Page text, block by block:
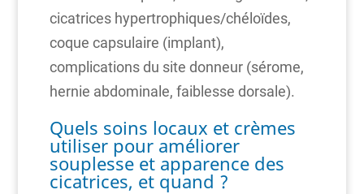
cicatrices hypertrophiques/chéloïdes,
coque capsulaire (implant),
complications du site donneur (sérome,
hernie abdominale, faiblesse dorsale).
Quels soins locaux et crèmes
utiliser pour améliorer
souplesse et apparence des
cicatrices, et quand ?